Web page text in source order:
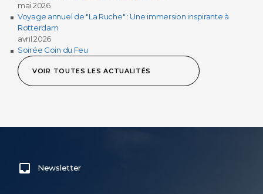
mai 2026
Voyage annuel de "La Ruche" : Une immersion inspirante à
Rotterdam
avril 2026
Soirée Coin du Feu
VOIR TOUTES LES ACTUALITÉS
Newsletter